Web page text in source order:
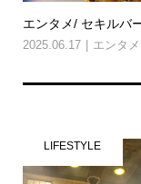
エンタメ/ セキルバ
2025.06.17 エンタメ
LIFESTYLE